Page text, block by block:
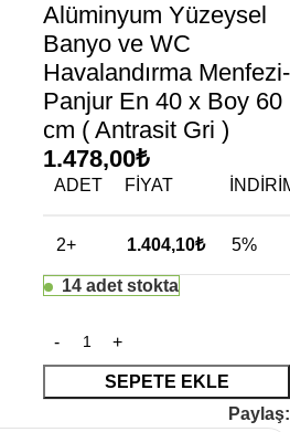
Alüminyum Yüzeysel
Banyo ve WC
Havalandırma Menfezi-
Panjur En 40 x Boy 60
cm ( Antrasit Gri )
1.478,00₺
ADET FIYAT
2+ 1.404,10₺ 5%
14 adet stokta
SEPETE EKLE
Paylaş: